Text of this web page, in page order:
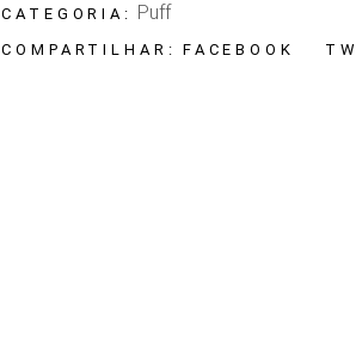
CATEGORIA: Puff
COMPARTILHAR: FACEBOOK TW